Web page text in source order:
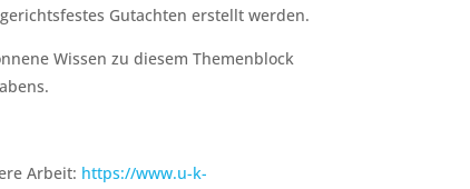
Gutachten erstellt werden.
Wissen zu diesem Themenblock
Arbeit: https://www.u-k-